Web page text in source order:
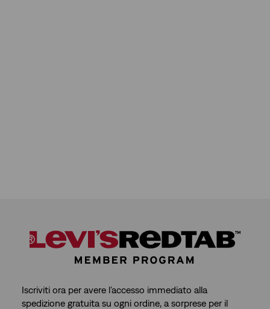
Iscriviti ora per avere l’accesso immediato alla
spedizione gratuita su ogni ordine, a sorprese per il